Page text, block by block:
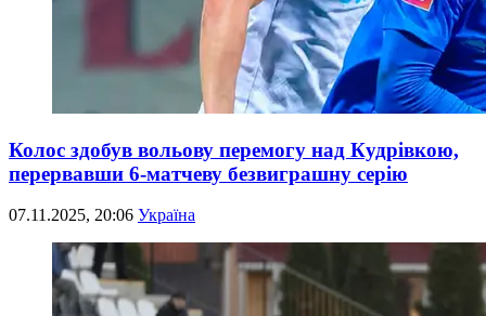
Колос здобув вольову перемогу над Кудрівкою,
перервавши 6-матчеву безвиграшну серію
07.11.2025, 20:06 Україна